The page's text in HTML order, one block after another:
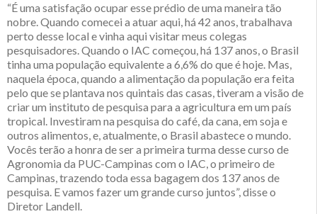
“É uma satisfação ocupar esse prédio de uma maneira tão
nobre. Quando comecei a atuar aqui, há 42 anos, trabalhava
perto desse local e vinha aqui visitar meus colegas
pesquisadores. Quando o IAC começou, há 137 anos, o Brasil
tinha uma população equivalente a 6,6% do que é hoje. Mas,
naquela época, quando a alimentação da população era feita
pelo que se plantava nos quintais das casas, tiveram a visão de
criar um instituto de pesquisa para a agricultura em um país
tropical. Investiram na pesquisa do café, da cana, em soja e
outros alimentos, e, atualmente, o Brasil abastece o mundo.
Vocês terão a honra de ser a primeira turma desse curso de
Agronomia da PUC-Campinas com o IAC, o primeiro de
Campinas, trazendo toda essa bagagem dos 137 anos de
pesquisa. E vamos fazer um grande curso juntos”, disse o
Diretor Landell.